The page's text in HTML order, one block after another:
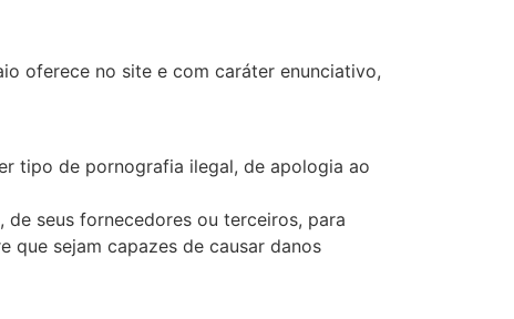
oferece no site e com caráter enunciativo,
tipo de pornografia ilegal, de apologia ao
seus fornecedores ou terceiros, para
que sejam capazes de causar danos